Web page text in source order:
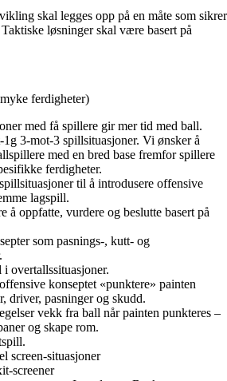
skal legges opp på en måte som sikrer
løsninger skal være basert på
ferdigheter)
med få spillere gir mer tid med ball.
3-mot-3 spillsituasjoner. Vi ønsker å
med en bred base fremfor spillere
ferdigheter.
til å introdusere offensive
lagspill.
å oppfatte, vurdere og beslutte basert på
som pasnings-, kutt- og
overtallssituasjoner.
konseptet «punktere» painten
driver, pasninger og skudd.
vekk fra ball når painten punkteres –
og skape rom.
screen-situasjoner
screener